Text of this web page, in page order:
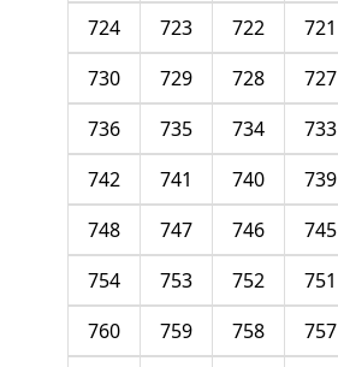
721
722
723
724
727
728
729
730
733
734
735
736
739
740
741
742
745
746
747
748
751
752
753
754
757
758
759
760